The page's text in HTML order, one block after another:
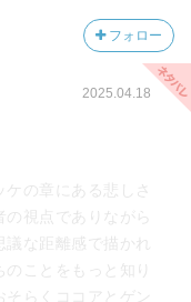
広げている。ヘッケ
ろう。手でものを
後に奈奈と改名、ま
フォロー
2025.04.18
ケの章にある悲しさ
視点でありながら
な距離感で描かれ
のことをもっと知り
らくココアとゲン